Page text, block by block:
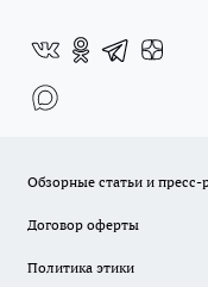
Обзорные статьи и пресс-
Договор оферты
Политика этики